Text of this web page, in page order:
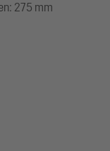
275 mm